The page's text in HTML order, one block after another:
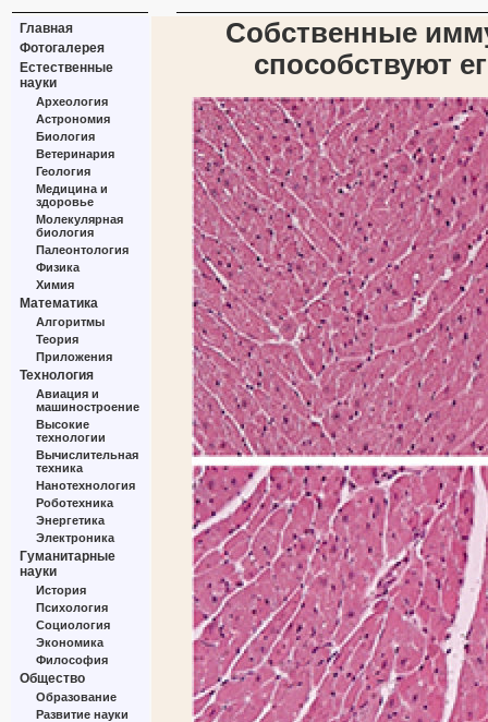
Главная
Фотогалерея
Естественные
науки
Археология
Астрономия
Биология
Ветеринария
Геология
Медицина и
здоровье
Молекулярная
биология
Палеонтология
Физика
Химия
Математика
Алгоритмы
Теория
Приложения
Технология
Авиация и
машиностроение
Высокие
технологии
Вычислительная
техника
Нанотехнология
Роботехника
Энергетика
Электроника
Гуманитарные
науки
История
Психология
Социология
Экономика
Философия
Общество
Образование
Развитие науки
Собственные
способствуют